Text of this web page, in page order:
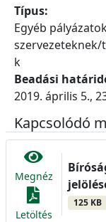
Típus:
Egyéb
k
Beadási
2019. április 5.,
Kapcsolódó
Megnéz
Letöltés
125 KB